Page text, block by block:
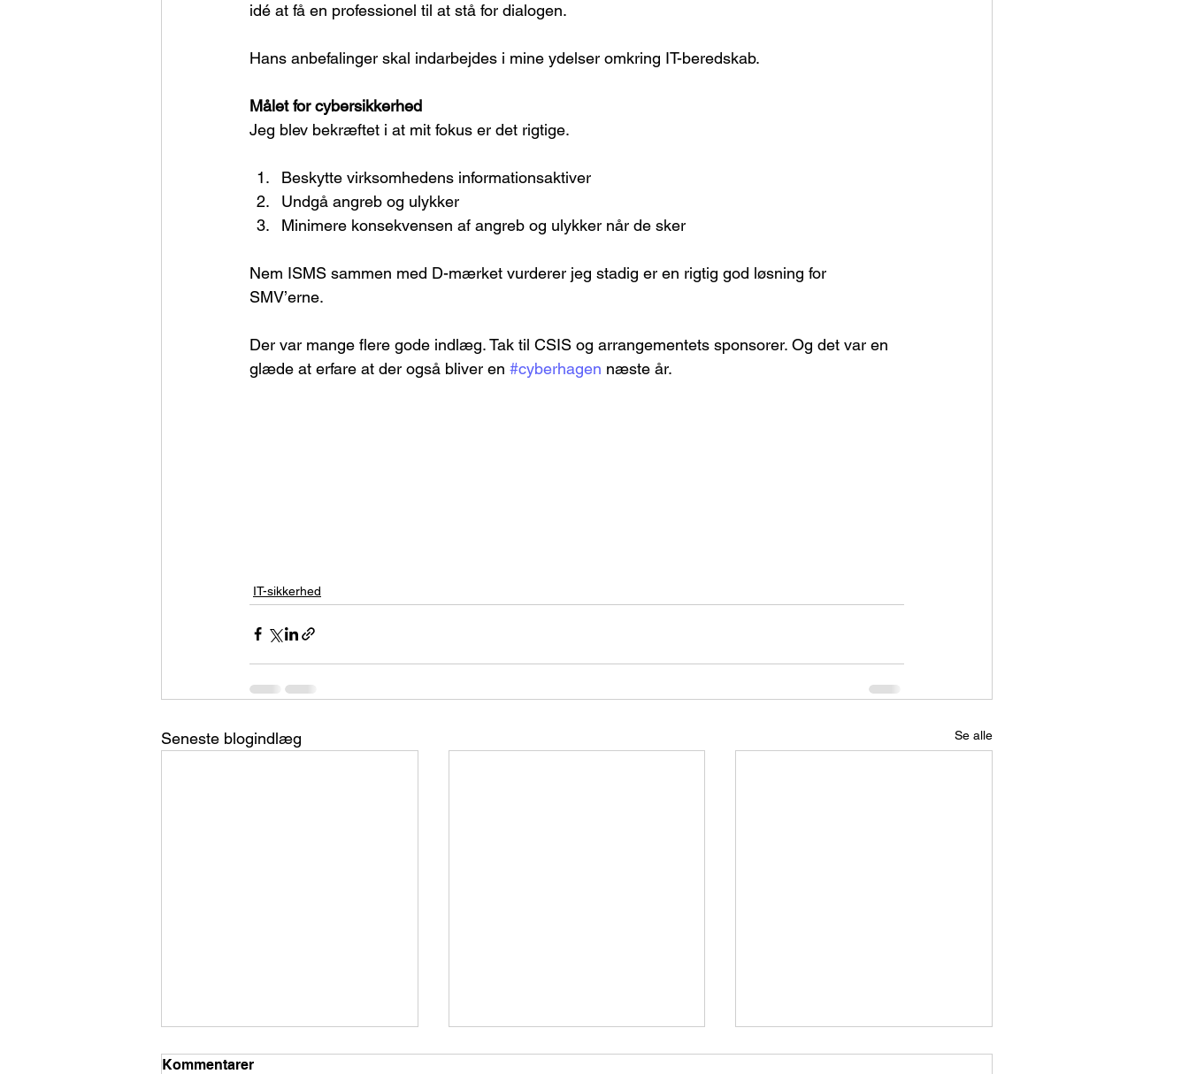
idé at få en professionel til at stå for dialogen.
Hans anbefalinger skal indarbejdes i mine ydelser omkring IT-beredskab.
Målet for cybersikkerhed
Jeg blev bekræftet i at mit fokus er det rigtige.
Beskytte virksomhedens informationsaktiver
Undgå angreb og ulykker
Minimere konsekvensen af angreb og ulykker når de sker
Nem ISMS sammen med D-mærket vurderer jeg stadig er en rigtig god løsning for
SMV’erne.
Der var mange flere gode indlæg. Tak til CSIS og arrangementets sponsorer. Og det var en
glæde at erfare at der også bliver en #cyberhagen næste år.
IT-sikkerhed
Seneste blogindlæg Se alle
Kommentarer